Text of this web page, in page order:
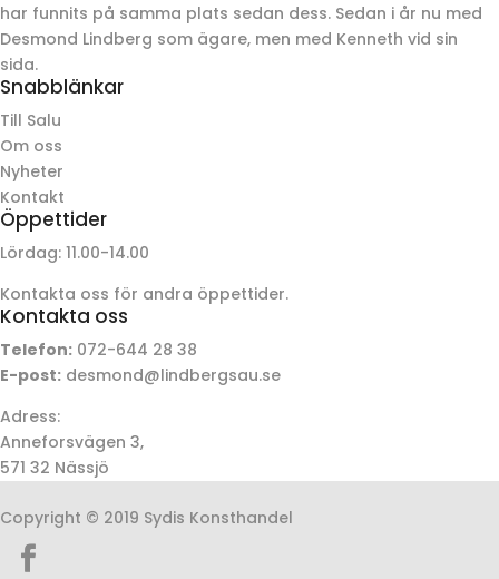
har funnits på samma plats sedan dess. Sedan i år nu med
Desmond Lindberg som ägare, men med Kenneth vid sin
sida.
Snabblänkar
Till Salu
Om oss
Nyheter
Kontakt
Öppettider
Lördag: 11.00-14.00
Kontakta oss för andra öppettider.
Kontakta oss
Telefon: 072-644 28 38
E-post: desmond@lindbergsau.se
Adress:
Anneforsvägen 3,
571 32 Nässjö
Copyright © 2019 Sydis Konsthandel